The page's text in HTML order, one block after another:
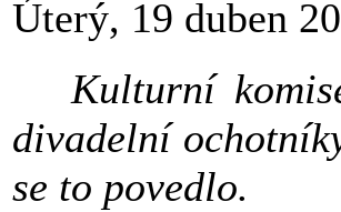
Úterý, 19 duben
Kulturní komise
divadelní
se to povedlo.